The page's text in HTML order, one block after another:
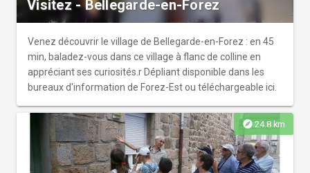
Visitez - Bellegarde-en-Forez
Venez découvrir le village de Bellegarde-en-Forez : en 45
min, baladez-vous dans ce village à flanc de colline en
appréciant ses curiosités.r Dépliant disponible dans les
bureaux d'information de Forez-Est ou téléchargeable ici.
explore 24.8 km